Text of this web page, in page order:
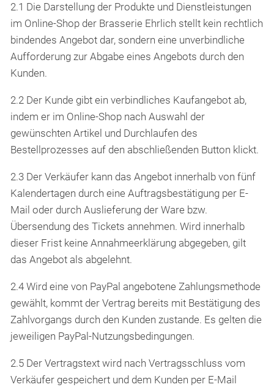
2.1 Die Darstellung der Produkte und Dienstleistungen
im Online-Shop der Brasserie Ehrlich stellt kein rechtlich
bindendes Angebot dar, sondern eine unverbindliche
Aufforderung zur Abgabe eines Angebots durch den
Kunden.
2.2 Der Kunde gibt ein verbindliches Kaufangebot ab,
indem er im Online-Shop nach Auswahl der
gewünschten Artikel und Durchlaufen des
Bestellprozesses auf den abschließenden Button klickt.
2.3 Der Verkäufer kann das Angebot innerhalb von fünf
Kalendertagen durch eine Auftragsbestätigung per E-
Mail oder durch Auslieferung der Ware bzw.
Übersendung des Tickets annehmen. Wird innerhalb
dieser Frist keine Annahmeerklärung abgegeben, gilt
das Angebot als abgelehnt.
2.4 Wird eine von PayPal angebotene Zahlungsmethode
gewählt, kommt der Vertrag bereits mit Bestätigung des
Zahlvorgangs durch den Kunden zustande. Es gelten die
jeweiligen PayPal-Nutzungsbedingungen.
2.5 Der Vertragstext wird nach Vertragsschluss vom
Verkäufer gespeichert und dem Kunden per E-Mail